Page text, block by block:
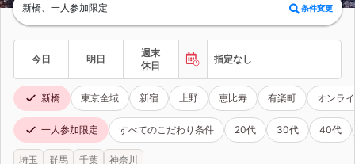
新橋、一人参加限定 条件変更
今日 明日
週末
休日
指定なし
新橋 東京全域 新宿 上野 恵比寿 有楽町 オンラ
一人参加限定 すべてのこだわり条件 20代 30代 40代
埼玉 群馬 千葉 神奈川